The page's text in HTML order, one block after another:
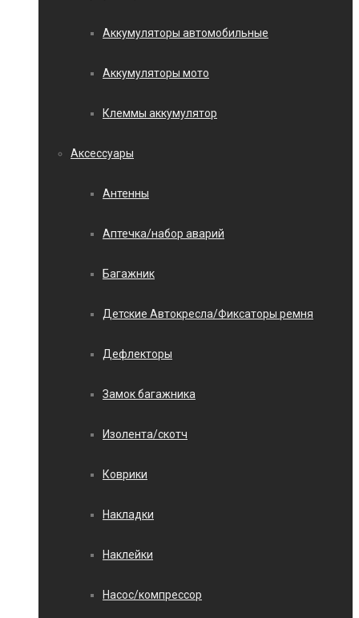
Аккумуляторы автомобильные
Аккумуляторы мото
Клеммы аккумулятор
Аксессуары
Антенны
Аптечка/набор аварий
Багажник
Детские Автокресла/Фиксаторы ремня
Дефлекторы
Замок багажника
Изолента/скотч
Коврики
Накладки
Наклейки
Насос/компрессор